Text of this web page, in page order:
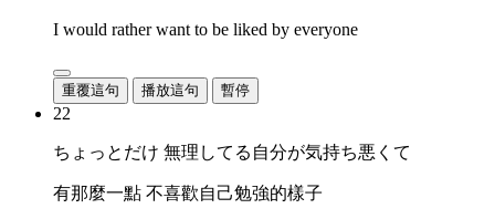
I would rather want to be liked by everyone
重覆這句 播放這句 暫停
22
ちょっとだけ 無理してる自分が気持ち悪くて
有那麼一點 不喜歡自己勉強的樣子